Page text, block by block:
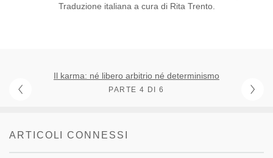
Traduzione italiana a cura di Rita Trento.
Il karma: né libero arbitrio né determinismo
PARTE 4 DI 6
ARTICOLI CONNESSI